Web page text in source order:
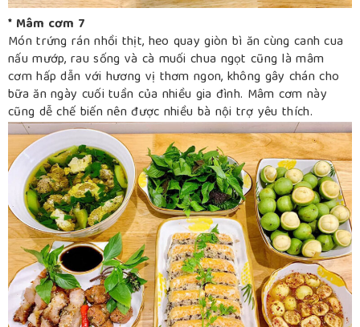
* Mâm cơm 7
Món trứng rán nhồi thịt, heo quay giòn bì ăn cùng canh cua
nấu mướp, rau sống và cà muối chua ngọt cũng là mâm
cơm hấp dẫn với hương vị thơm ngon, không gây chán cho
bữa ăn ngày cuối tuần của nhiều gia đình. Mâm cơm này
cũng dễ chế biến nên được nhiều bà nội trợ yêu thích.